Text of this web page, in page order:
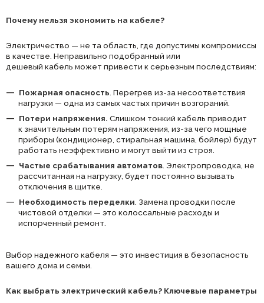
Почему нельзя экономить на кабеле?
Электричество — не та область, где допустимы компромиссы
в качестве. Неправильно подобранный или
дешевый кабель может привести к серьезным последствиям:
Пожарная опасность . Перегрев из-за несоответствия
нагрузки — одна из самых частых причин возгораний.
Потери напряжения. Слишком тонкий кабель приводит
к значительным потерям напряжения, из-за чего мощные
приборы (кондиционер, стиральная машина, бойлер) будут
работать неэффективно и могут выйти из строя.
Частые срабатывания автоматов . Электропроводка, не
рассчитанная на нагрузку, будет постоянно вызывать
отключения в щитке.
Необходимость переделки . Замена проводки после
чистовой отделки — это колоссальные расходы и
испорченный ремонт.
Выбор надежного кабеля — это инвестиция в безопасность
вашего дома и семьи.
Как выбрать электрический кабель? Ключевые параметры